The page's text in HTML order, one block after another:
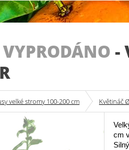
-
velké stromy 100-200 cm Květináč
cm